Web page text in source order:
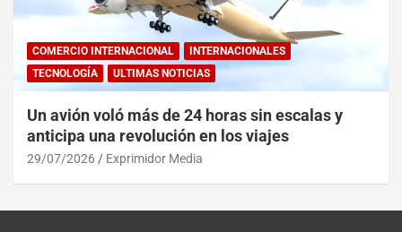
COMERCIO INTERNACIONAL
INTERNACIONALES
TECNOLOGÍA
ULTIMAS NOTICIAS
Un avión voló más de 24 horas sin escalas y
anticipa una revolución en los viajes
29/07/2026 Exprimidor Media